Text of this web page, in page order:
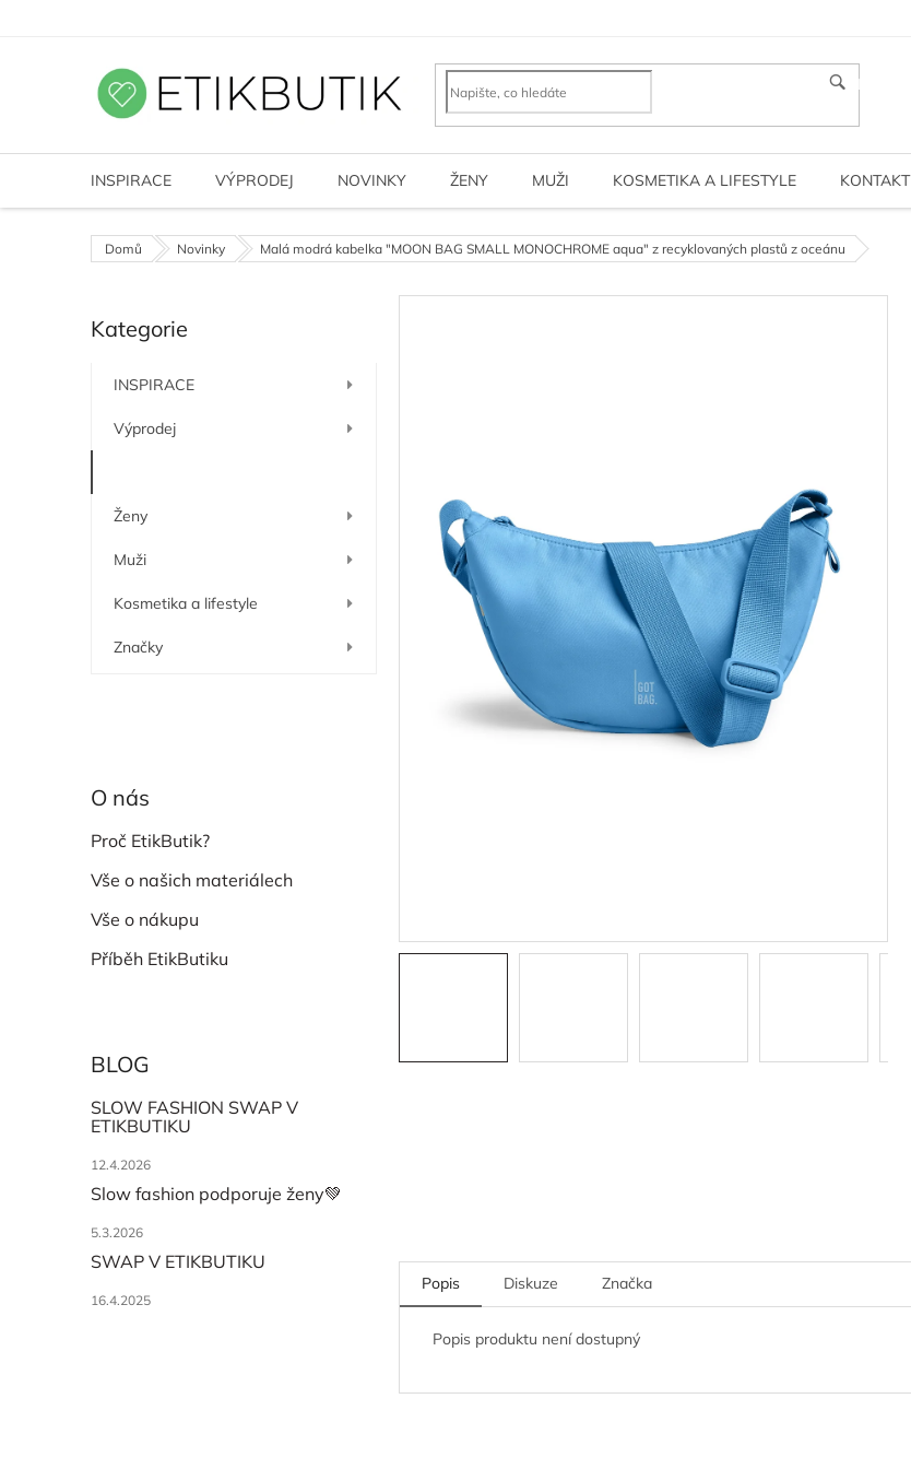
HLEDAT
INSPIRACE VÝPRODEJ NOVINKY ŽENY MUŽI KOSMETIKA A LIFESTYLE KONTAKT
Domů Novinky Malá modrá kabelka "MOON BAG SMALL MONOCHROME aqua" z recyklovaných plastů z oceánu
o
n
í
Přeskočit
kategorie
Kategorie
INSPIRACE
Výprodej
Ženy
Muži
Kosmetika a lifestyle
Značky
O nás
Proč EtikButik?
Vše o našich materiálech
Vše o nákupu
Příběh EtikButiku
BLOG
SLOW FASHION SWAP V
ETIKBUTIKU
12.4.2026
Slow fashion podporuje ženy💚
5.3.2026
SWAP V ETIKBUTIKU
16.4.2025
Popis Diskuze Značka
Popis produktu není dostupný